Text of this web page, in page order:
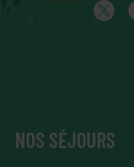
NOS SÉJOURS